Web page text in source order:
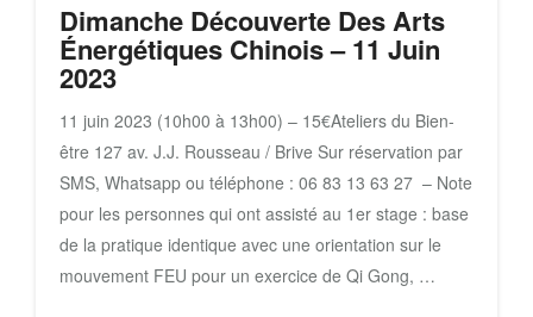
Dimanche Découverte Des Arts
Énergétiques Chinois – 11 Juin
2023
11 juin 2023 (10h00 à 13h00) – 15€Ateliers du Bien-
être 127 av. J.J. Rousseau / Brive Sur réservation par
SMS, Whatsapp ou téléphone : 06 83 13 63 27 – Note
pour les personnes qui ont assisté au 1er stage : base
de la pratique identique avec une orientation sur le
mouvement FEU pour un exercice de Qi Gong, …